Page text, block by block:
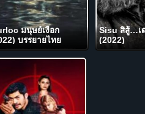
มนุษย์เงือก
บรรยายไทย
Sisu สิสู้…เ
(2022)